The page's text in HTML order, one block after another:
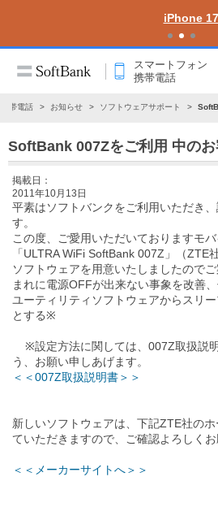
iPhone 17 Pro
スマートフォン
携帯電話
帯電話 お知らせ ソフトウェアサポート
SoftBank 007Zをご利用 中の
掲載日：
2011年10月13日
平素はソフトバンクをご利用いただき
す。
この度、ご愛用いただいておりますモ
「ULTRA WiFi SoftBank 007Z」（ZTE
ソフトウェアを用意いたしましたのでご
まれに電源OFFが出来ない事象を改善
ユーティリティソフトウェアからスリ
とする※
※設定方法に関しては、007Z取扱説
う、お願い申しあげます。
＜＜007Z取扱説明書＞＞
新しいソフトウェアは、下記ZTE社の
ていただきますので、ご確認よろしくお
＜＜メーカーサイトへ＞＞